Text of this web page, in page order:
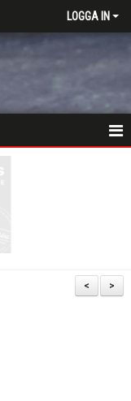
LOGGA IN
>
<